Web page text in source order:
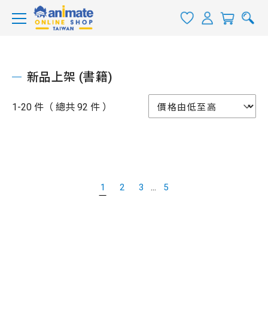
新品上架 (書籍)
1-20 件（ 總共 92 件 ）
1 2 3 ... 5